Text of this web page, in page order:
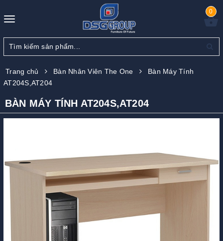
Toggle
0
Trang chủ Bàn Nhân Viên The One
Bàn Máy Tính
AT204S,AT204
BÀN MÁY TÍNH AT204S,AT204